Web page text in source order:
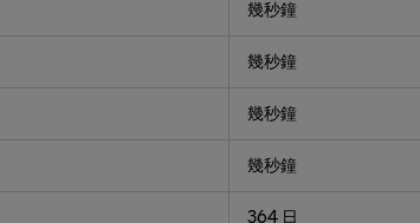
幾秒鐘
幾秒鐘
幾秒鐘
幾秒鐘
364 日